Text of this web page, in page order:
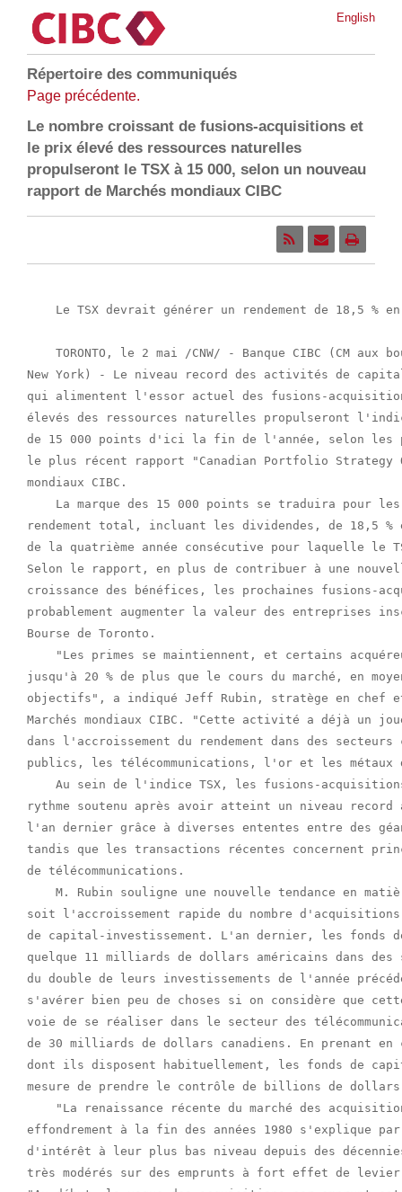
English
Répertoire des communiqués
Page précédente.
Le nombre croissant de fusions-acquisitions et
le prix élevé des ressources naturelles
propulseront le TSX à 15 000, selon un nouveau
rapport de Marchés mondiaux CIBC
Le TSX devrait générer un rendement de 18,5 %
TORONTO, le 2 mai /CNW/ - Banque CIBC (CM aux
New York) - Le niveau record des activités de
qui alimentent l'essor actuel des fusions-
élevés des ressources naturelles propulseront
de 15 000 points d'ici la fin de l'année, selon les
le plus récent rapport "Canadian Portfolio Strategy
mondiaux CIBC.
La marque des 15 000 points se traduira pour
rendement total, incluant les dividendes, de 18,5
de la quatrième année consécutive pour laquelle le
Selon le rapport, en plus de contribuer à une
croissance des bénéfices, les prochaines fusions-
probablement augmenter la valeur des entreprises
Bourse de Toronto.
"Les primes se maintiennent, et certains
jusqu'à 20 % de plus que le cours du marché, en
objectifs", a indiqué Jeff Rubin, stratège en chef et
Marchés mondiaux CIBC. "Cette activité a déjà un
dans l'accroissement du rendement dans des secteurs
publics, les télécommunications, l'or et les métaux
Au sein de l'indice TSX, les fusions-
rythme soutenu après avoir atteint un niveau
l'an dernier grâce à diverses ententes entre des
tandis que les transactions récentes concernent
de télécommunications.
M. Rubin souligne une nouvelle tendance en
soit l'accroissement rapide du nombre
de capital-investissement. L'an dernier, les fonds
quelque 11 milliards de dollars américains dans des
du double de leurs investissements de l'année
s'avérer bien peu de choses si on considère que
voie de se réaliser dans le secteur des
de 30 milliards de dollars canadiens. En prenant
dont ils disposent habituellement, les fonds de
mesure de prendre le contrôle de billions de
"La renaissance récente du marché des
effondrement à la fin des années 1980 s'explique
d'intérêt à leur plus bas niveau depuis des
très modérés sur des emprunts à fort effet de